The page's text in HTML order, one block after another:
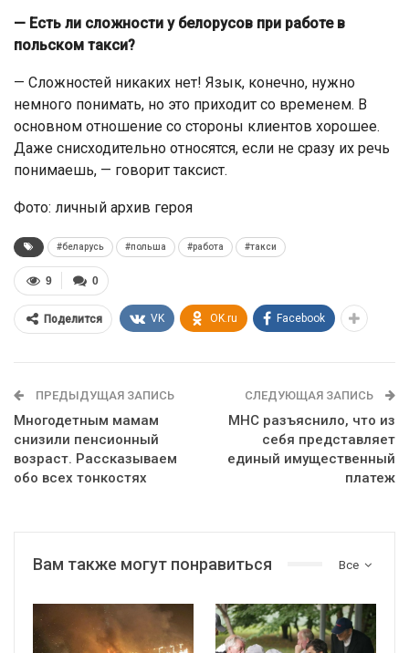
— Есть ли сложности у белорусов при работе в
польском такси?
— Сложностей никаких нет! Язык, конечно, нужно
немного понимать, но это приходит со временем. В
основном отношение со стороны клиентов хорошее.
Даже снисходительно относятся, если не сразу их речь
понимаешь, — говорит таксист.
Фото: личный архив героя
#беларусь #польша #работа #такси
0
9
Поделится VK OK.ru Facebook
ПРЕДЫДУЩАЯ ЗАПИСЬ
Многодетным мамам
снизили пенсионный
возраст. Рассказываем
обо всех тонкостях
СЛЕДУЮЩАЯ ЗАПИСЬ
МНС разъяснило, что из
себя представляет
единый имущественный
платеж
Все
Вам также могут понравиться